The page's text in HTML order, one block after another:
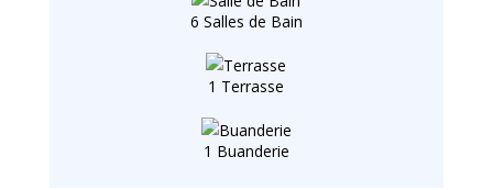
6 Salles de Bain
1 Terrasse
1 Buanderie